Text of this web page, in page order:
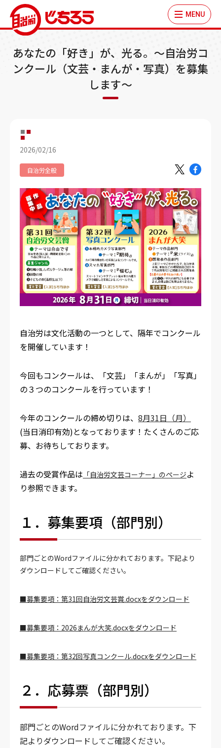
MENU
あなたの「好き」が、光る。～自治労コ
ンクール（文芸・まんが・写真）を募集
します～
2026/02/16
自治労全般
自治労は文化活動の一つとして、隔年でコンクール
を開催しています！
今回もコンクールは、「文芸」「まんが」「写真」
の３つのコンクールを行っています！
今年のコンクールの締め切りは、 8月31日（月）
(当日消印有効)となっております！たくさんのご応
募、お待ちしております。
過去の受賞作品は 「自治労文芸コーナー」のページよ
り参照できます。
１．募集要項（部門別）
部門ごとのWordファイルに分かれております。下記より
ダウンロードしてご確認ください。
■募集要項：第31回自治労文芸賞.docxをダウンロード
■募集要項：2026まんが大笑.docxをダウンロード
■募集要項：第32回写真コンクール.docxをダウンロード
２．応募票 （部門別）
部門ごとのWordファイルに分かれております。下
記よりダウンロードしてご確認ください。